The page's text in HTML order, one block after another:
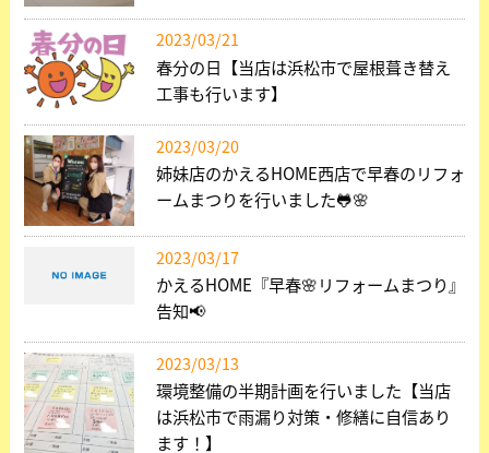
2023/03/21
春分の日【当店は浜松市で屋根葺き替え
工事も行います】
2023/03/20
姉妹店のかえるHOME西店で早春のリフォ
ームまつりを行いました🐸🌸
2023/03/17
かえるHOME『早春🌸リフォームまつり』
告知📢
2023/03/13
環境整備の半期計画を行いました【当店
は浜松市で雨漏り対策・修繕に自信あり
ます！】